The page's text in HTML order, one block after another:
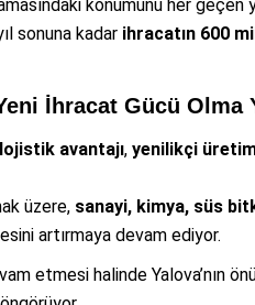
konumunu her
sonuna kadar ihracatın 600
İhracat Gücü Olma
lojistik avantajı, yenilikçi üretim
üzere, sanayi, kimya, süs
artırmaya devam ediyor.
etmesi halinde Yalova’nın